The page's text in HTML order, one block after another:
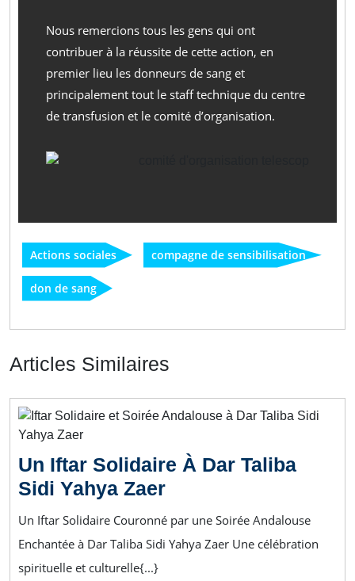
Nous remercions tous les gens qui ont
contribuer à la réussite de cette action, en
premier lieu les donneurs de sang et
principalement tout le staff technique du centre
de transfusion et le comité d’organisation.
Actions sociales compagne de sensibilisation
don de sang
Articles Similaires
Un Iftar Solidaire À Dar Taliba
Sidi Yahya Zaer
Un Iftar Solidaire Couronné par une Soirée Andalouse
Enchantée à Dar Taliba Sidi Yahya Zaer Une célébration
spirituelle et culturelle{...}